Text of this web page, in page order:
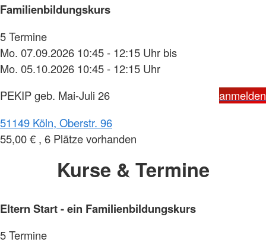
Familienbildungskurs
5 Termine
Mo. 07.09.2026 10:45 - 12:15 Uhr bis
Mo. 05.10.2026 10:45 - 12:15 Uhr
PEKIP geb. Mai-Juli 26
anmelden
51149 Köln, Oberstr. 96
55,00 € , 6 Plätze vorhanden
Kurse & Termine
Eltern Start - ein Familienbildungskurs
5 Termine